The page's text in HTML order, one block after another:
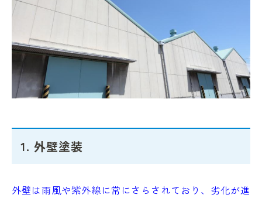
1. 外壁塗装
外壁は雨風や紫外線に常にさらされており、劣化が進